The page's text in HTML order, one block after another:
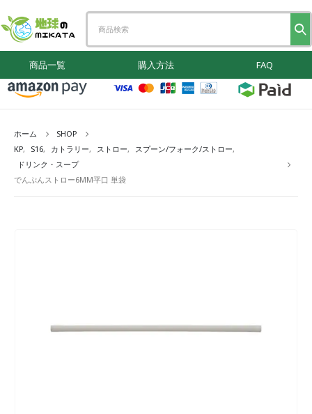
商品一覧 購入方法 FAQ
ホーム
SHOP
KP, S16, カトラリー, ストロー, スプーン/フォーク/ストロー,
ドリンク・スープ
でんぷんストロー6MM平口 単袋